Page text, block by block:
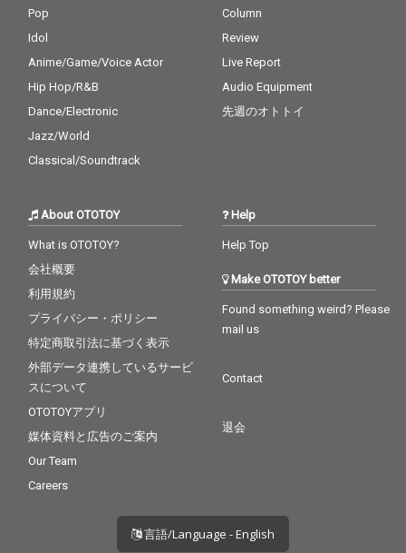
Pop
Idol
Anime/Game/Voice Actor
Hip Hop/R&B
Dance/Electronic
Jazz/World
Classical/Soundtrack
Column
Review
Live Report
Audio Equipment
先週のオトトイ
About OTOTOY
What is OTOTOY?
会社概要
利用規約
プライバシー・ポリシー
特定商取引法に基づく表示
外部データ連携しているサービ
スについて
OTOTOYアプリ
媒体資料と広告のご案内
Our Team
Careers
Help
Help Top
Make OTOTOY better
Found something weird? Please
mail us
Contact
退会
言語/Language - English